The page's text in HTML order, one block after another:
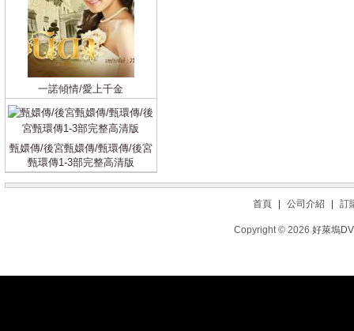
一諾傾情/愛上千金
甄嬛傳/後宮甄嬛傳/甄環傳/後宮
甄環傳1-3部完整高清版
首頁 公司介紹 訂
Copyright © 2026 好萊塢